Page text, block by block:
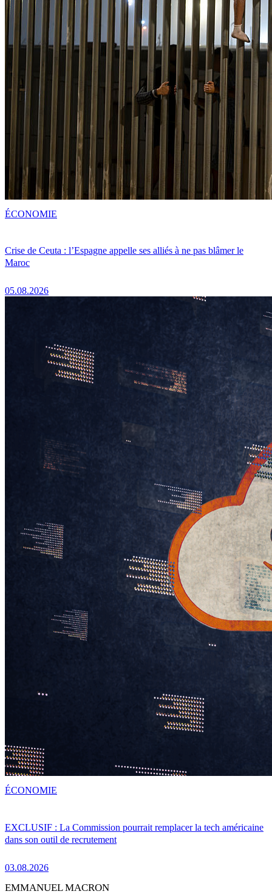
Crise de Ceuta : l’Espagne appelle ses alliés à ne pas blâmer le
Maroc
05.08.2026
ÉCONOMIE
EXCLUSIF : La Commission pourrait remplacer la tech américaine
dans son outil de recrutement
03.08.2026
ÉCONOMIE
EMMANUEL MACRON